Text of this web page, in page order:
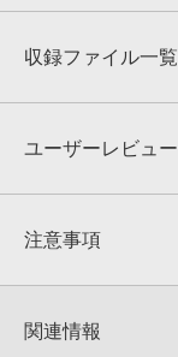
収録ファイル一覧
収録ファイル一覧
ユーザーレビュ
★★★★★
★5
★4
注意事項
KONTAKTフォーマ
でお使いいただけ
関連情報